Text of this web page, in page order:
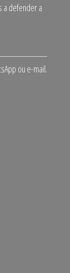
a defender a
ou e-mail.